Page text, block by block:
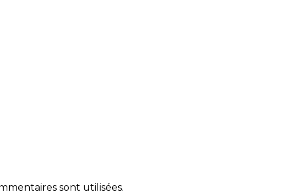
sont utilisées.